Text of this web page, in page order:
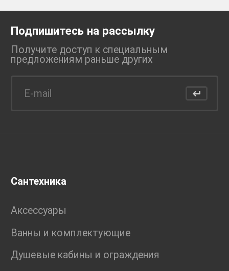
Подпишитесь на рассылку
Получите доступ к специальным
предложениям раньше других
Сантехника
Аксессуары
Ванны и комплектующие
Душевые кабины и ограждения